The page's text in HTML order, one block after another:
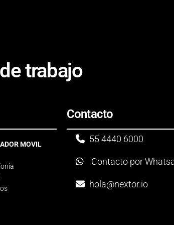
trabajo
MOVIL
Contacto
55 4440 6000
Contacto por
hola@nextor.io